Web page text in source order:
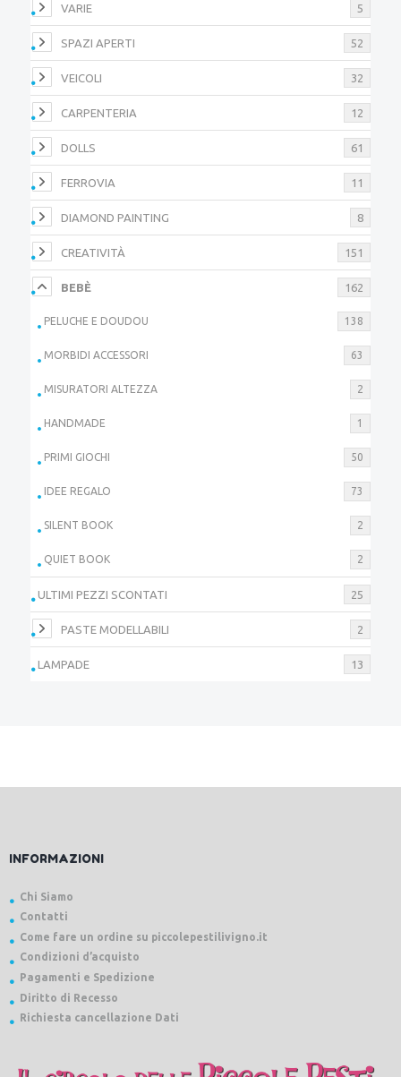
VARIE 5
SPAZI APERTI 52
VEICOLI 32
CARPENTERIA 12
DOLLS 61
FERROVIA 11
DIAMOND PAINTING 8
CREATIVITÀ 151
BEBÈ 162
PELUCHE E DOUDOU 138
MORBIDI ACCESSORI 63
MISURATORI ALTEZZA 2
HANDMADE 1
PRIMI GIOCHI 50
IDEE REGALO 73
SILENT BOOK 2
QUIET BOOK 2
ULTIMI PEZZI SCONTATI 25
PASTE MODELLABILI 2
LAMPADE 13
INFORMAZIONI
Chi Siamo
Contatti
Come fare un ordine su piccolepestilivigno.it
Condizioni d’acquisto
Pagamenti e Spedizione
Diritto di Recesso
Richiesta cancellazione Dati